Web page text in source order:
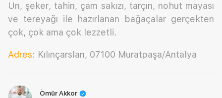
Un, şeker, tahin, çam sakızı, tarçın, nohut mayası
ve tereyağı ile hazırlanan bağaçalar gerçekten
çok, çok ama çok lezzetli.
Adres: Kılınçarslan, 07100 Muratpaşa/Antalya
Ömür Akkor